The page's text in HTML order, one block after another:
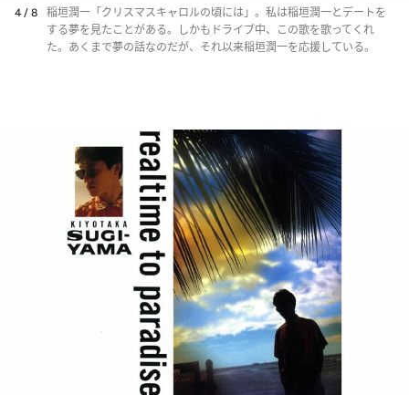
4 / 8
稲垣潤一「クリスマスキャロルの頃には」。私は稲垣潤一とデートを
する夢を見たことがある。しかもドライブ中、この歌を歌ってくれ
た。あくまで夢の話なのだが、それ以来稲垣潤一を応援している。